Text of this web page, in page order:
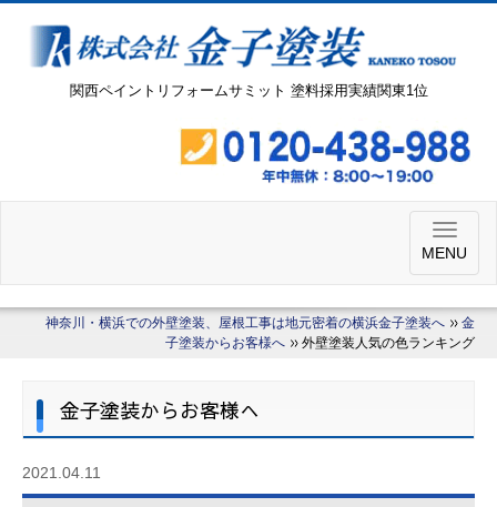
関西ペイントリフォームサミット 塗料採用実績関東1位
MENU
神奈川・横浜での外壁塗装、屋根工事は地元密着の横浜金子塗装へ
金
子塗装からお客様へ
外壁塗装人気の色ランキング
金子塗装からお客様へ
2021.04.11